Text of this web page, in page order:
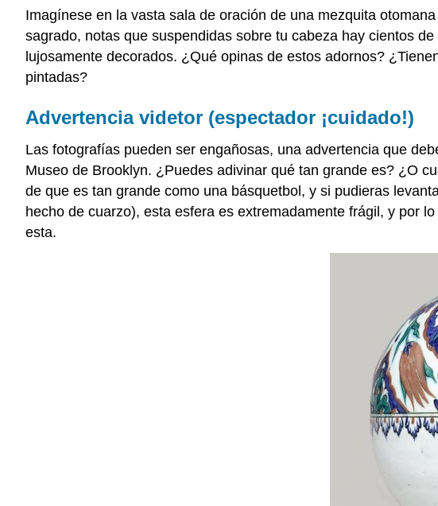
Imagínese en la vasta sala de oración de una mezquita
sagrado, notas que suspendidas sobre tu cabeza hay cientos
lujosamente decorados. ¿Qué opinas de estos adornos?
pintadas?
Advertencia videtor (espectador ¡cuidado!)
Las fotografías pueden ser engañosas, una advertencia que
Museo de Brooklyn. ¿Puedes adivinar qué tan grande es? ¿O
de que es tan grande como una básquetbol, y si pudieras
hecho de cuarzo), esta esfera es extremadamente frágil, y por
esta.